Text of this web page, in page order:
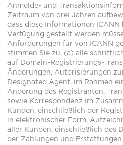
Anmelde- und
Zeitraum von drei Jahren
dass diese Informationen
Verfügung gestellt werden
Anforderungen für von ICANN
stimmen Sie zu, (a) alle
auf Domain-Registrierungs-
Änderungen, Autorisierungen
Designated Agent, im Rahmen
Änderung des Registranten,
sowie Korrespondenz im
Kunden, einschließlich der
in elektronischer Form,
aller Kunden, einschließlich des
der Zahlungen und